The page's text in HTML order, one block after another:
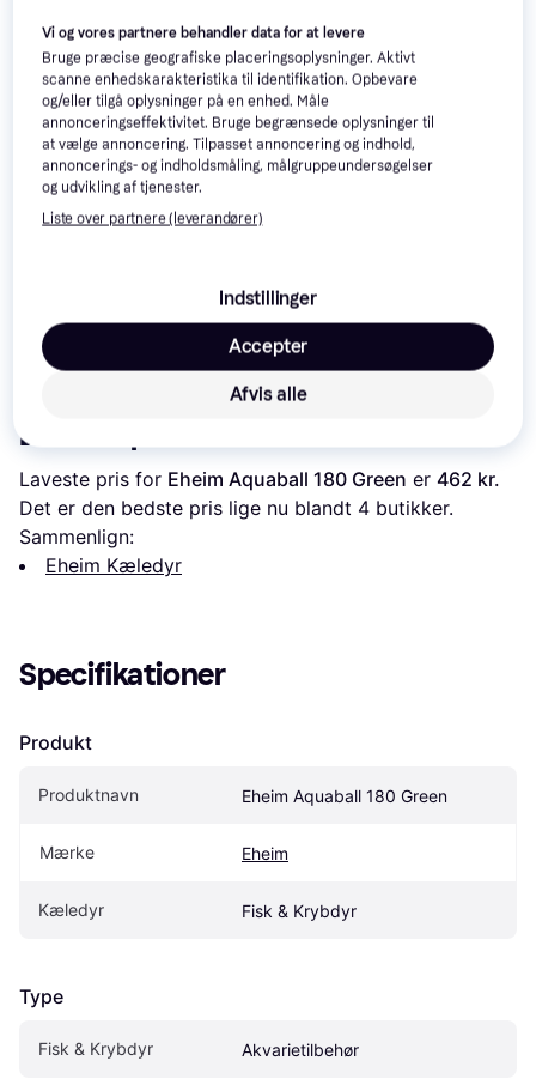
Trender
1.548 kr.
Juwel Nitrax Removal
Sponge M
Eheim Air200
Læs om produktet
Laveste pris for Eheim Aquaball 180 Green er 462 kr.
Det er den bedste pris lige nu blandt 4 butikker.
Sammenlign:
Eheim Kæledyr
Specifikationer
Produkt
Produktnavn Eheim Aquaball 180 Green
Mærke Eheim
Kæledyr Fisk & Krybdyr
Type
Fisk & Krybdyr Akvarietilbehør
Vi og vores partnere behandler data for at levere
Bruge præcise geografiske placeringsoplysninger. Aktivt
scanne enhedskarakteristika til identifikation. Opbevare
og/eller tilgå oplysninger på en enhed. Måle
annonceringseffektivitet. Bruge begrænsede oplysninger til
at vælge annoncering. Tilpasset annoncering og indhold,
annoncerings- og indholdsmåling, målgruppeundersøgelser
og udvikling af tjenester.
Liste over partnere (leverandører)
Indstillinger
Afvis alle
Accepter